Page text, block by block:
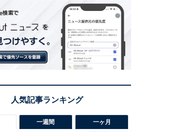
一週間 一ヶ月